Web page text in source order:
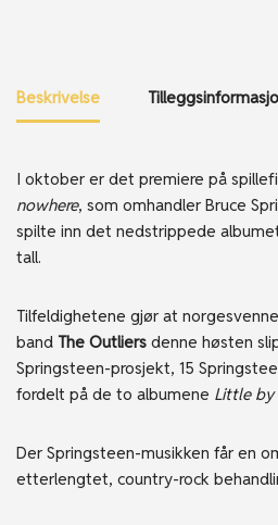
Beskrivelse
I oktober er det premiere på
nowhere, som omhandler Bruce
spilte inn det nedstrippede
tall.
Tilfeldighetene gjør at
band The Outliers denne høsten
Springsteen-prosjekt, 15
fordelt på de to albumene Little
Der Springsteen-musikken får en
etterlengtet, country-rock